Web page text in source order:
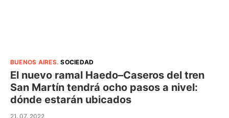
BUENOS AIRES.SOCIEDAD
El nuevo ramal Haedo–Caseros del tren
San Martín tendrá ocho pasos a nivel:
dónde estarán ubicados
21. 07. 2022